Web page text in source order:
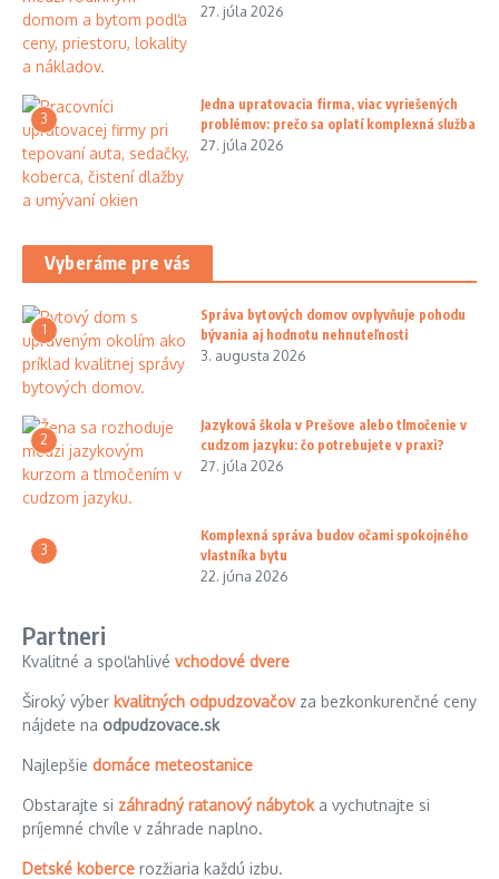
27. júla 2026
3
Jedna upratovacia firma, viac vyriešených
problémov: prečo sa oplatí komplexná služba
27. júla 2026
Vyberáme pre vás
1
Správa bytových domov ovplyvňuje pohodu
bývania aj hodnotu nehnuteľnosti
3. augusta 2026
2
Jazyková škola v Prešove alebo tlmočenie v
cudzom jazyku: čo potrebujete v praxi?
27. júla 2026
3
Komplexná správa budov očami spokojného
vlastníka bytu
22. júna 2026
Partneri
Kvalitné a spoľahlivé vchodové dvere
Široký výber kvalitných odpudzovačovza bezkonkurenčné ceny
nájdete na odpudzovace.sk
Najlepšie domáce meteostanice
Obstarajte si záhradný ratanový nábytoka vychutnajte si
príjemné chvíle v záhrade naplno.
Detské koberce rozžiaria každú izbu.